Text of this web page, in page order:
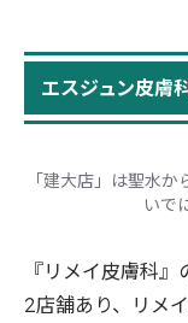
エスジュン皮膚
「建大店」は聖水
いで
『リメイ皮膚科
2店舗あり、リメ